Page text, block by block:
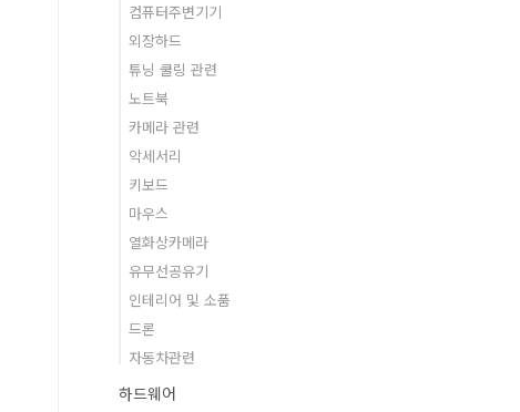
컴퓨터주변기기
외장하드
튜닝 쿨링 관련
노트북
카메라 관련
악세서리
키보드
마우스
열화상카메라
유무선공유기
인테리어 및 소품
드론
자동차관련
하드웨어